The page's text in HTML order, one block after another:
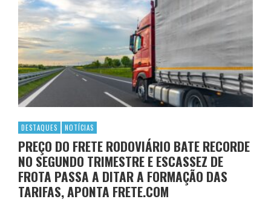
DESTAQUES NOTÍCIAS
PREÇO DO FRETE RODOVIÁRIO BATE RECORDE
NO SEGUNDO TRIMESTRE E ESCASSEZ DE
FROTA PASSA A DITAR A FORMAÇÃO DAS
TARIFAS, APONTA FRETE.COM